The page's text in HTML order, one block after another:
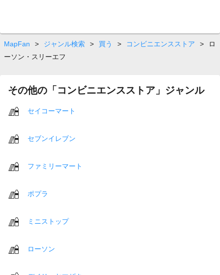
MapFan > ジャンル検索 > 買う > コンビニエンスストア >
ロ
ーソン・スリーエフ
その他の「コンビニエンスストア」ジャンル
セイコーマート
セブンイレブン
ファミリーマート
ポプラ
ミニストップ
ローソン